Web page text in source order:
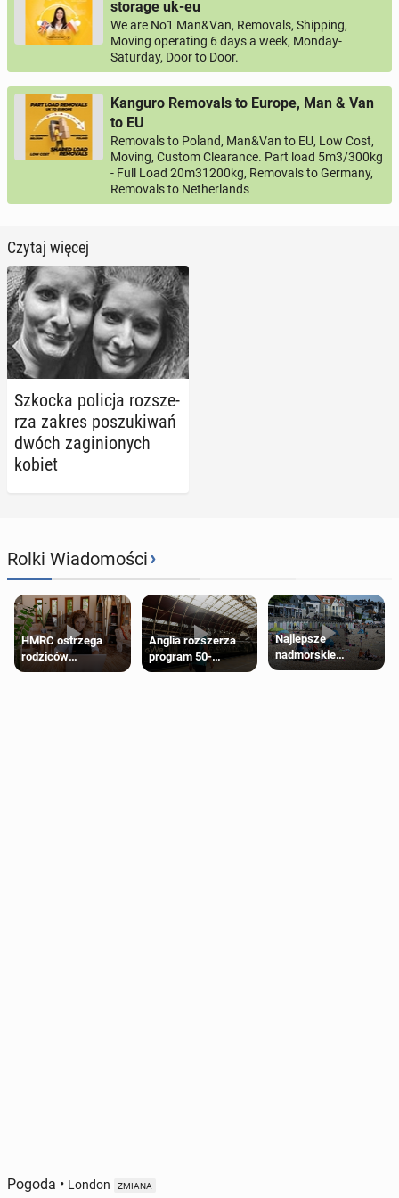
storage uk-eu
We are No1 Man&Van, Removals, Shipping,
Moving operating 6 days a week, Monday-
Saturday, Door to Door.
Kanguro Removals to Europe, Man & Van
to EU
Removals to Poland, Man&Van to EU, Low Cost,
Moving, Custom Clearance. Part load 5m3/300kg
- Full Load 20m31200kg, Removals to Germany,
Removals to Netherlands
Czytaj więcej
Szkocka policja roz­sze­
rza zakres po­szu­ki­wań
dwóch za­gi­nio­nych
kobiet
Rolki Wiadomości›
HMRC ostrzega
rodziców
pobierających Child
Anglia rozszerza
program 50-
procentowych
Najlepsze
nadmorskie
miasteczko blisko
Pogoda • London ZMIANA